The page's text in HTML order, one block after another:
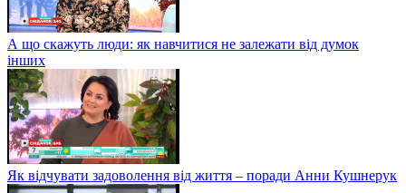
А що скажуть люди: як навчитися не залежати від думок
інших
Як відчувати задоволення від життя – поради Анни Кушнерук